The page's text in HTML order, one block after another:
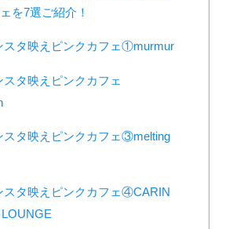
を7選ご紹介！
スタ映えピンクカフェ①murmur
スタ映えピンクカフェ
スタ映えピンクカフェ③melting
スタ映えピンクカフェ④CARIN